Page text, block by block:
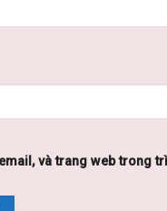
và trang web trong